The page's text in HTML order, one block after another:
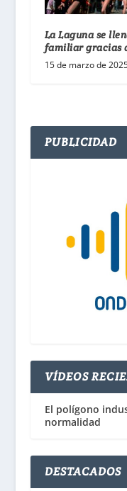
La Laguna se
familiar gracias
15 de marzo de
PUBLICIDAD
VÍDEOS
El polígono
normalidad
DESTACADOS